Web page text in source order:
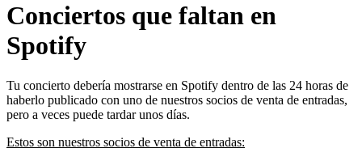
Conciertos que faltan en
Spotify
Tu concierto debería mostrarse en Spotify dentro de las 24 horas de
haberlo publicado con uno de nuestros socios de venta de entradas,
pero a veces puede tardar unos días.
Estos son nuestros socios de venta de entradas: